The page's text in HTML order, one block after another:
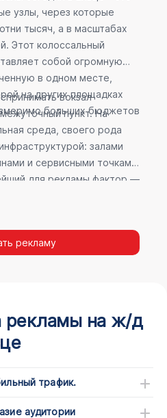
узлы, через которые
тысяч, а в масштабах
Этот колоссальный
собой огромную
в одном месте,
на других площадках
больших бюджетов
вокзал
пункт. На
среда, своего рода
залами
и сервисными точками.
для рекламы фактор —
для информации, а
как при беглом
рекламу
рекламы на ж/д
трафик.
аудитории